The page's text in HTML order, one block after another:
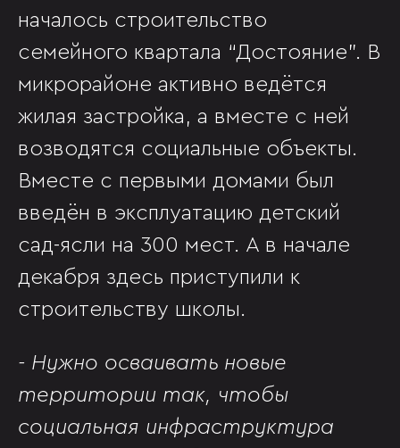
началось строительство
семейного квартала “Достояние”. В
микрорайоне активно ведётся
жилая застройка, а вместе с ней
возводятся социальные объекты.
Вместе с первыми домами был
введён в эксплуатацию детский
сад-ясли на 300 мест. А в начале
декабря здесь приступили к
строительству школы.
- Нужно осваивать новые
территории так, чтобы
социальная инфраструктура